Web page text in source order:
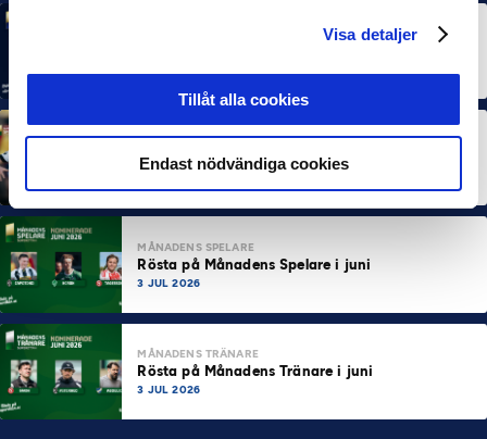
Visa detaljer
Tillåt alla cookies
Endast nödvändiga cookies
MÅNADENS TRÄNARE
MÅNADENS SPELARE MÅNADENS TRÄNARE
Dubbla Landskrona-priser när juni summeras
MÅNADENS SPELARE
Rösta på Månadens Spelare i juni
3 JUL 2026
MÅNADENS TRÄNARE
Rösta på Månadens Tränare i juni
3 JUL 2026